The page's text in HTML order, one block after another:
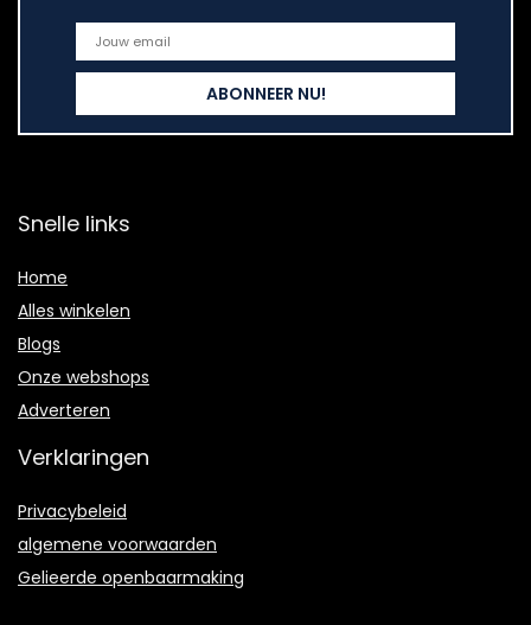
Snelle links
Home
Alles winkelen
Blogs
Onze webshops
Adverteren
Verklaringen
Privacybeleid
algemene voorwaarden
Gelieerde openbaarmaking